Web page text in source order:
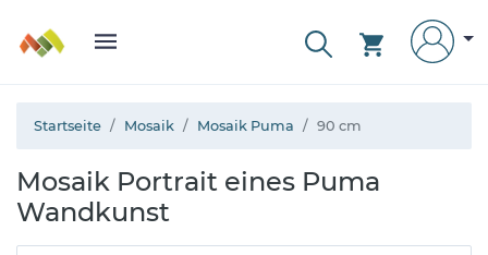
Startseite Mosaik Mosaik Puma 90 cm
Mosaik Portrait eines Puma
Wandkunst